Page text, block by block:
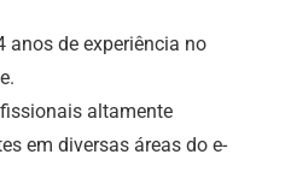
anos de experiência no
altamente
em diversas áreas do e-